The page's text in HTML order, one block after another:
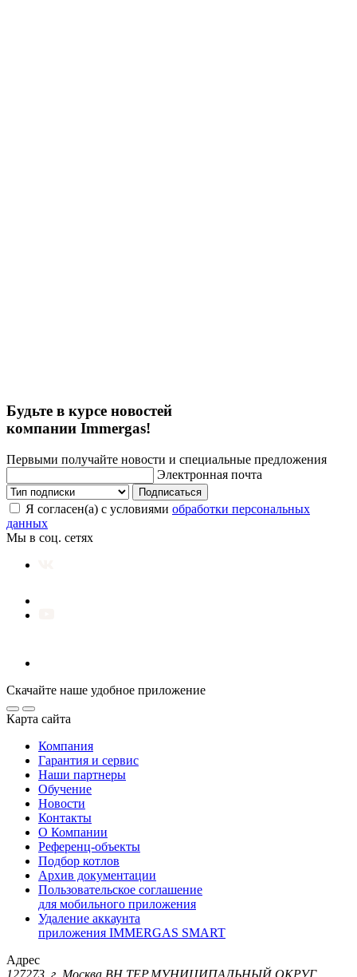
Будьте в курсе новостей
компании Immergas!
Первыми получайте новости и специальные предложения
Электронная почта
Подписаться
Я согласен(а) с условиями обработки персональных
данных
Мы в соц. сетях
Скачайте наше удобное приложение
Карта сайта
Компания
Гарантия и сервис
Наши партнеры
Обучение
Новости
Контакты
О Компании
Референц-объекты
Подбор котлов
Архив документации
Пользовательское соглашение
для мобильного приложения
Удаление аккаунта
приложения IMMERGAS SMART
Адрес
127273, г. Москва ВН.ТЕР.МУНИЦИПАЛЬНЫЙ ОКРУГ